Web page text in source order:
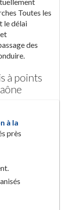
Toutes les
le délai
des
à points
à la
près